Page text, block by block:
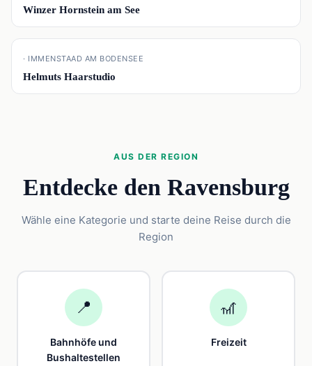
Winzer Hornstein am See
📍
· IMMENSTAAD AM BODENSEE
Helmuts Haarstudio
AUS DER REGION
Entdecke den Ravensburg
Wähle eine Kategorie und starte deine Reise durch die
Region
📍
Bahnhöfe und
Bushaltestellen
🎢
Freizeit